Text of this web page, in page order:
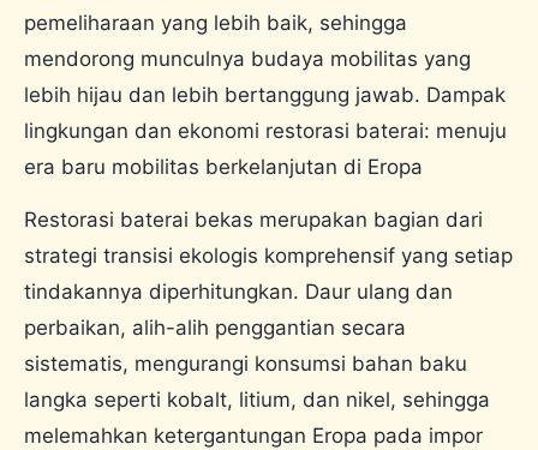
pemeliharaan yang lebih baik, sehingga
mendorong munculnya budaya mobilitas yang
lebih hijau dan lebih bertanggung jawab. Dampak
lingkungan dan ekonomi restorasi baterai: menuju
era baru mobilitas berkelanjutan di Eropa
Restorasi baterai bekas merupakan bagian dari
strategi transisi ekologis komprehensif yang setiap
tindakannya diperhitungkan. Daur ulang dan
perbaikan, alih-alih penggantian secara
sistematis, mengurangi konsumsi bahan baku
langka seperti kobalt, litium, dan nikel, sehingga
melemahkan ketergantungan Eropa pada impor